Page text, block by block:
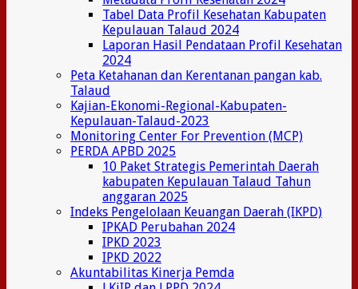
Tabel Data Profil Kesehatan Kabupaten
Kepulauan Talaud 2024
Laporan Hasil Pendataan Profil Kesehatan
2024
Peta Ketahanan dan Kerentanan pangan kab.
Talaud
Kajian-Ekonomi-Regional-Kabupaten-
Kepulauan-Talaud-2023
Monitoring Center For Prevention (MCP)
PERDA APBD 2025
10 Paket Strategis Pemerintah Daerah
kabupaten Kepulauan Talaud Tahun
anggaran 2025
Indeks Pengelolaan Keuangan Daerah (IKPD)
IPKAD Perubahan 2024
IPKD 2023
IPKD 2022
Akuntabilitas Kinerja Pemda